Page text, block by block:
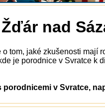
nad
tom, jaké zkušenosti mají
je porodnice v Svratce k
v Svratce,